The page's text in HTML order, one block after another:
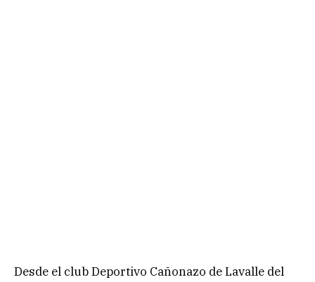
Desde el club Deportivo Cañonazo de Lavalle del